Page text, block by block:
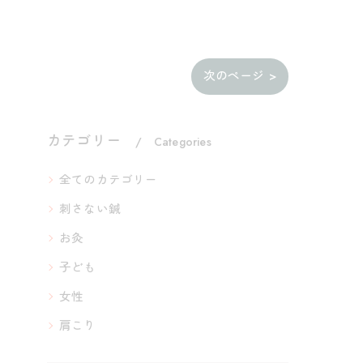
次のページ >
カテゴリー Categories
全てのカテゴリー
刺さない鍼
お灸
子ども
女性
肩こり